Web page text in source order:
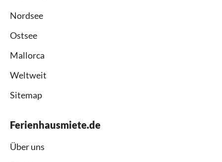
Nordsee
Ostsee
Mallorca
Weltweit
Sitemap
Ferienhausmiete.de
Über uns